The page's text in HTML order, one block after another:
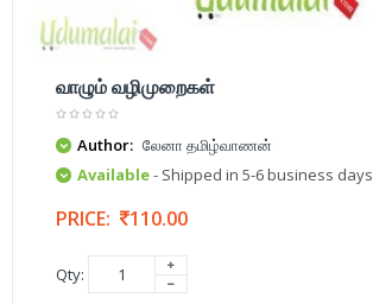
வாழும் வழிமுறைகள்
Author: லேனா தமிழ்வாணன்
Available- Shipped in 5-6 business days
PRICE: 110.00
Qty: